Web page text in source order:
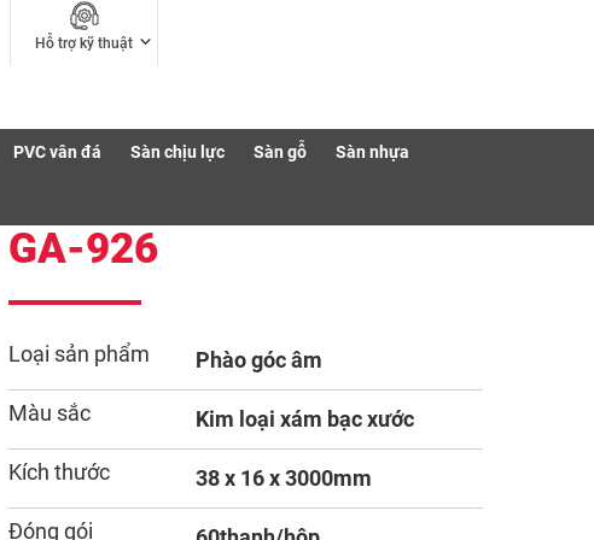
Hỗ trợ kỹ thuật
PVC vân đá Sàn chịu lực Sàn gỗ Sàn nhựa
GA-926
Loại sản phẩm Phào góc âm
Màu sắc Kim loại xám bạc xước
Kích thước 38 x 16 x 3000mm
Đóng gói